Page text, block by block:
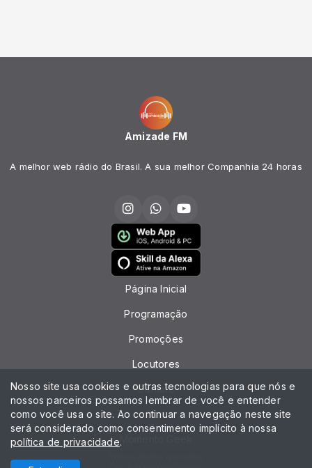
Amizade FM
A melhor web rádio do Brasil. A sua melhor Companhia 24 horas
Página Inicial
Programação
Promoções
Locutores
Contato
Chat
Nosso site usa cookies e outras tecnologias para que nós e
nossos parceiros possamos lembrar de você e entender
como você usa o site. Ao continuar a navegação neste site
será considerado como consentimento implícito à nossa
política de privacidade.